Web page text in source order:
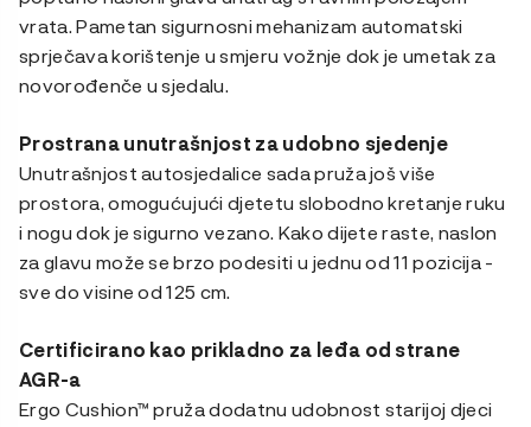
vrata. Pametan sigurnosni mehanizam automatski
sprječava korištenje u smjeru vožnje dok je umetak za
novorođenče u sjedalu.
Prostrana unutrašnjost za udobno sjedenje
Unutrašnjost autosjedalice sada pruža još više
prostora, omogućujući djetetu slobodno kretanje ruku
i nogu dok je sigurno vezano. Kako dijete raste, naslon
za glavu može se brzo podesiti u jednu od 11 pozicija -
sve do visine od 125 cm.
Certificirano kao prikladno za leđa od strane
AGR-a
Ergo Cushion™ pruža dodatnu udobnost starijoj djeci